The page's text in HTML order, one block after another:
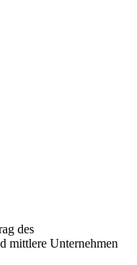
des
mittlere Unternehmen